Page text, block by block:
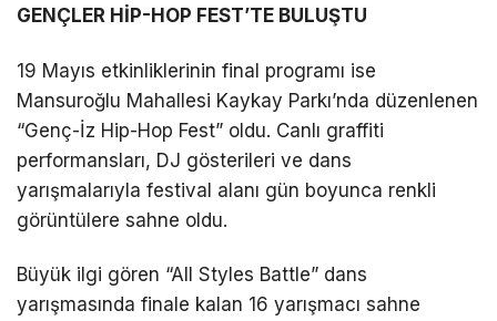
GENÇLER HİP-HOP FEST’TE BULUŞTU
19 Mayıs etkinliklerinin final programı ise
Mansuroğlu Mahallesi Kaykay Parkı’nda düzenlenen
“Genç-İz Hip-Hop Fest” oldu. Canlı graffiti
performansları, DJ gösterileri ve dans
yarışmalarıyla festival alanı gün boyunca renkli
görüntülere sahne oldu.
Büyük ilgi gören “All Styles Battle” dans
yarışmasında finale kalan 16 yarışmacı sahne